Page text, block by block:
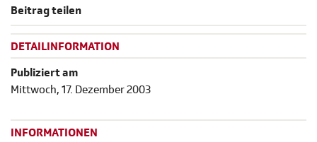
Beitrag teilen
DETAILINFORMATION
Publiziert am
Mittwoch, 17. Dezember 2003
INFORMATIONEN